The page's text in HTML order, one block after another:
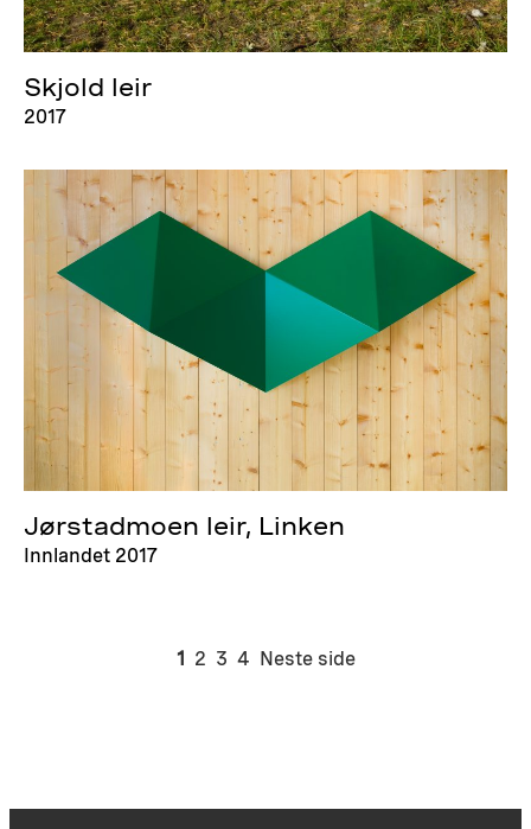
Skjold leir
2017
Jørstadmoen leir, Linken
Innlandet 2017
1 2 3 4 Neste side